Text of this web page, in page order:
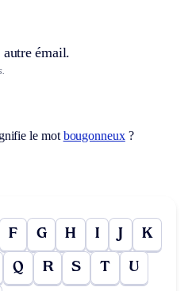
autre émail.
le mot bougonneux?
F G H I J K
Q R S T U